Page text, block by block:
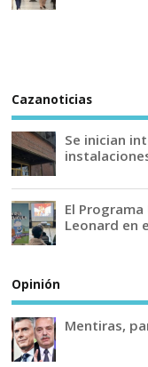
Cazanoticias
Se inician
El
Leonard en
Opinión
Mentiras,